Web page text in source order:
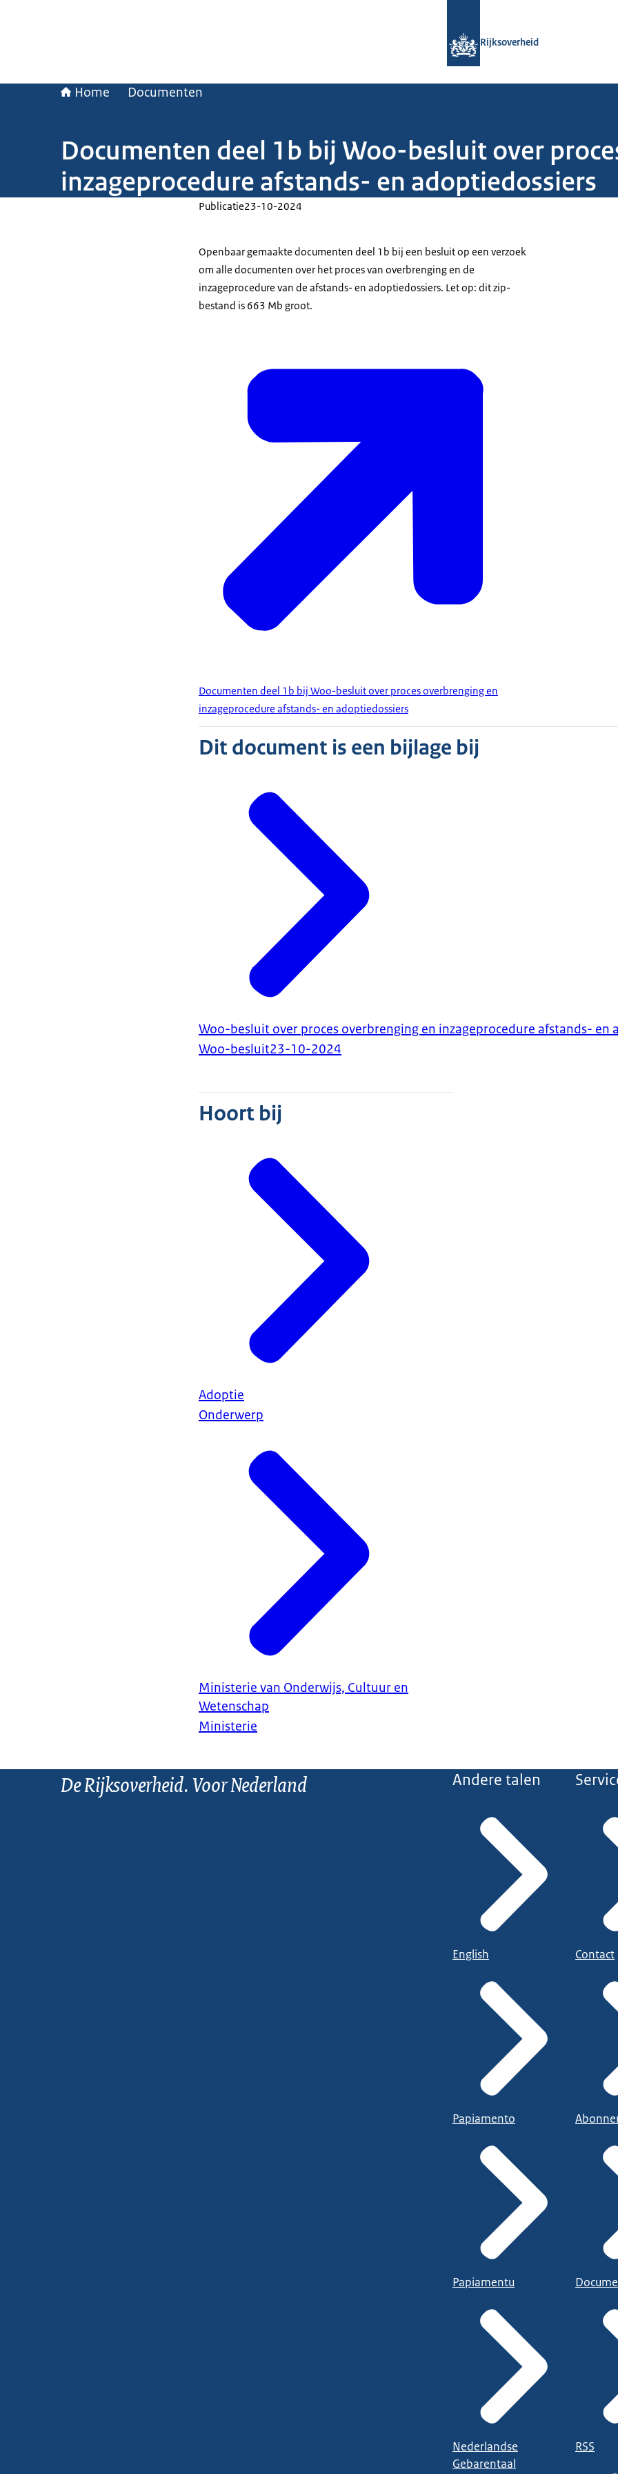
Rijksoverheid
Home Documenten
Documenten deel 1b bij Woo-besluit over
inzageprocedure afstands- en adoptiedossiers
Publicatie23-10-2024
Openbaar gemaakte documenten deel 1b bij een besluit op een verzoek
om alle documenten over het proces van overbrenging en de
inzageprocedure van de afstands- en adoptiedossiers. Let op: dit zip-
bestand is 663 Mb groot.
Documenten deel 1b bij Woo-besluit over proces overbrenging en
inzageprocedure afstands- en adoptiedossiers
Dit document is een bijlage bij
Woo-besluit over proces overbrenging en inzageprocedure afstands- en
Woo-besluit23-10-2024
Hoort bij
Adoptie
Onderwerp
Ministerie van Onderwijs, Cultuur en
Wetenschap
Ministerie
De Rijksoverheid. Voor Nederland Andere talen
English
Papiamento
Papiamentu
Nederlandse
Gebarentaal
Contact
RSS